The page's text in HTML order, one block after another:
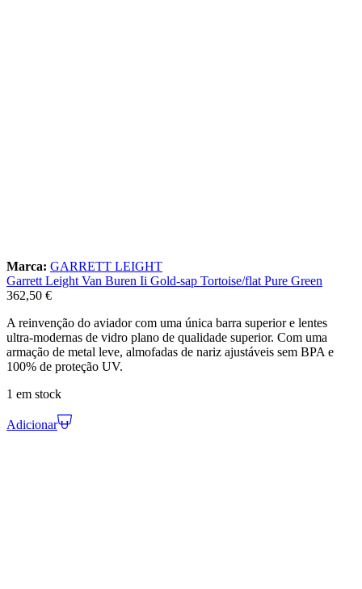
Marca: GARRETT LEIGHT
Garrett Leight Van Buren Ii Gold-sap Tortoise/flat Pure Green
362,50 €
A reinvenção do aviador com uma única barra superior e lentes
ultra-modernas de vidro plano de qualidade superior. Com uma
armação de metal leve, almofadas de nariz ajustáveis sem BPA e
100% de proteção UV.
1 em stock
Adicionar